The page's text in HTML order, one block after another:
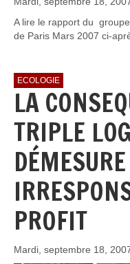
A lire le rapport du
de Paris Mars 2007 ci-
ECOLOGIE
LA
TRIPLE
PROFIT
Mardi, septembre 18,